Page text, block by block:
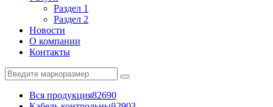
Раздел 1
Раздел 2
Новости
О компании
Контакты
Вся продукция82690